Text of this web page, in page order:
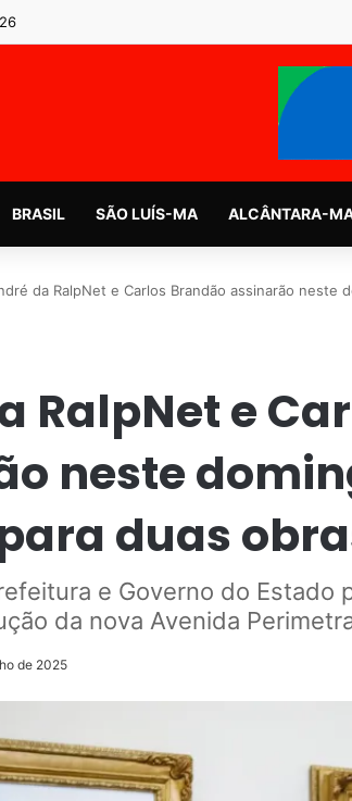
BRASIL SÃO LUÍS-MA ALCÂNTARA-
da RalpNet e Carlos Brandão assinarão neste
RalpNet e
neste
duas
e Governo do Estado
da nova Avenida
de 2025